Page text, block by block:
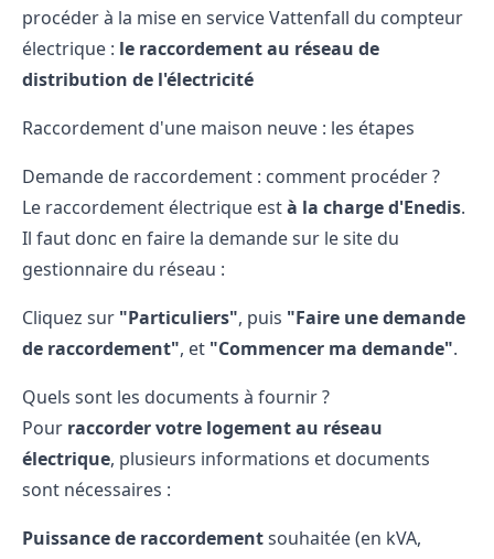
procéder à la mise en service Vattenfall du compteur
électrique : le raccordement au réseau de
distribution de l'électricité
Raccordement d'une maison neuve : les étapes
Demande de raccordement : comment procéder ?
Le raccordement électrique està la charge d'Enedis.
Il faut donc en faire la demande sur le site du
gestionnaire du réseau :
Cliquez sur "Particuliers", puis "Faire une demande
de raccordement", et "Commencer ma demande".
Quels sont les documents à fournir ?
Pour raccorder votre logement au réseau
électrique, plusieurs informations et documents
sont nécessaires :
Puissance de raccordementsouhaitée (en kVA,